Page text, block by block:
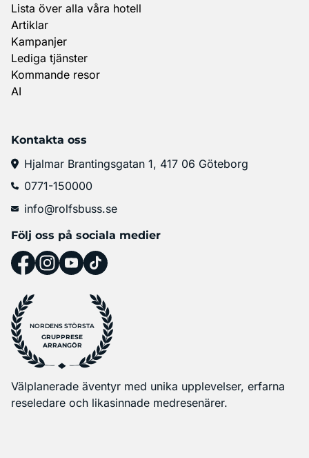
Lista över alla våra hotell
Artiklar
Kampanjer
Lediga tjänster
Kommande resor
AI
Kontakta oss
Hjalmar Brantingsgatan 1, 417 06 Göteborg
0771-150000
info@rolfsbuss.se
Följ oss på sociala medier
NORDENS STÖRSTA
GRUPPRESE
ARRANGÖR
Välplanerade äventyr med unika upplevelser, erfarna
reseledare och likasinnade medresenärer.